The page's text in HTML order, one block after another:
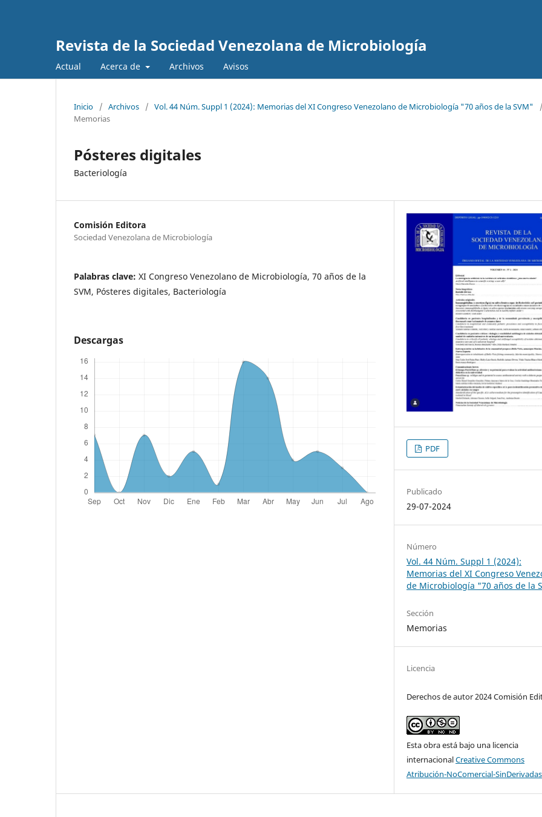
Revista de la Sociedad Venezolana de Microbiología
Actual Acerca de Archivos Avisos
Inicio / Archivos / Vol. 44 Núm. Suppl 1 (2024): Memorias del XI Congreso Venezolano de Microbiología "70 años de la SVM"
/
Memorias
Pósteres digitales
Bacteriología
Comisión Editora
Sociedad Venezolana de Microbiología
Palabras clave: XI Congreso Venezolano de Microbiología, 70 años de la
SVM, Pósteres digitales, Bacteriología
Descargas
PDF
Publicado
29-07-2024
Número
Vol. 44 Núm. Suppl 1 (2024):
Memorias del XI Congreso
de Microbiología "70 años de la
Sección
Memorias
Licencia
Derechos de autor 2024 Comisión
Esta obra está bajo una licencia
internacionalCreative Commons
Atribución-NoComercial-